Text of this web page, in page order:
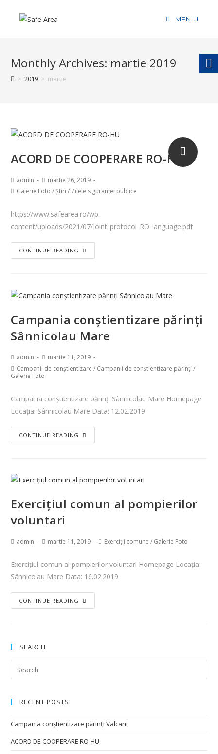
MENIU
Monthly Archives: martie 2019
> 2019 > martie
ACORD DE COOPERARE RO-HU
admin
martie 26, 2019
Galerie Foto /Știri / Zilele siguranței publice
https://www.safearea.ro/wp-
content/uploads/2021/07/Joint_protocol_RO_language.pdf
CONTINUE READING
Campania conștientizare părinți
Sânnicolau Mare
admin
martie 11, 2019
Campanii de conștientizare / Campanii de conștientizare părinți /
Galerie Foto
Campania conștientizare părinți Sânnicolau Mare Homepage
Locația: Sânnicolau Mare Data: 12.02.2019
CONTINUE READING
Exercițiul comun al pompierilor
voluntari
admin martie 11, 2019 Exerciții comune / Galerie Foto
Exercițiul comun al pompierilor voluntari Homepage Locația:
Sânnicolau Mare Data: 16.02.2019
CONTINUE READING
SEARCH
RECENT POSTS
Campania conștientizare părinți Valcani
ACORD DE COOPERARE RO-HU